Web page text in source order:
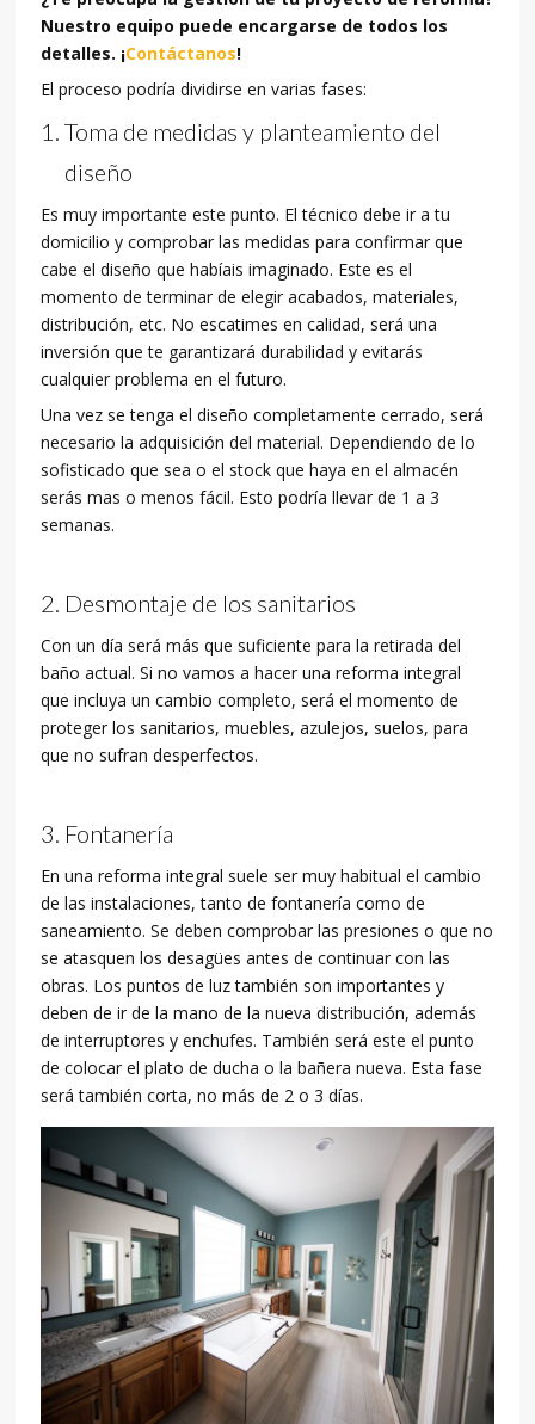
Nuestro equipo puede encargarse de todos los
detalles. ¡Contáctanos!
El proceso podría dividirse en varias fases:
Toma de medidas y planteamiento del
diseño
Es muy importante este punto. El técnico debe ir a tu
domicilio y comprobar las medidas para confirmar que
cabe el diseño que habíais imaginado. Este es el
momento de terminar de elegir acabados, materiales,
distribución, etc. No escatimes en calidad, será una
inversión que te garantizará durabilidad y evitarás
cualquier problema en el futuro.
Una vez se tenga el diseño completamente cerrado, será
necesario la adquisición del material. Dependiendo de lo
sofisticado que sea o el stock que haya en el almacén
serás mas o menos fácil. Esto podría llevar de 1 a 3
semanas.
Desmontaje de los sanitarios
Con un día será más que suficiente para la retirada del
baño actual. Si no vamos a hacer una reforma integral
que incluya un cambio completo, será el momento de
proteger los sanitarios, muebles, azulejos, suelos, para
que no sufran desperfectos.
Fontanería
En una reforma integral suele ser muy habitual el cambio
de las instalaciones, tanto de fontanería como de
saneamiento. Se deben comprobar las presiones o que no
se atasquen los desagües antes de continuar con las
obras. Los puntos de luz también son importantes y
deben de ir de la mano de la nueva distribución, además
de interruptores y enchufes. También será este el punto
de colocar el plato de ducha o la bañera nueva. Esta fase
será también corta, no más de 2 o 3 días.